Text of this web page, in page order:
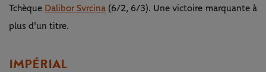
Tchèque Dalibor Svrcina (6/2, 6/3). Une victoire marquante à
plus d'un titre.
IMPÉRIAL